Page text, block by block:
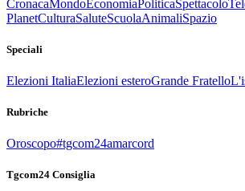
CronacaMondoEconomiaPoliticaSpettacolo
PlanetCulturaSaluteScuolaAnimaliSpazio
Speciali
Elezioni ItaliaElezioni esteroGrande Fratello
Rubriche
Oroscopo#tgcom24amarcord
Tgcom24 Consiglia